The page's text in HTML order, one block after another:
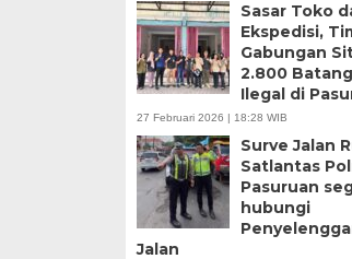
Sasar Toko
Ekspedisi,
Gabungan
2.800
Ilegal di
27 Februari 2026 | 18:28 WIB
Surve Jalan
Satlantas
Pasuruan
hubungi
Jalan